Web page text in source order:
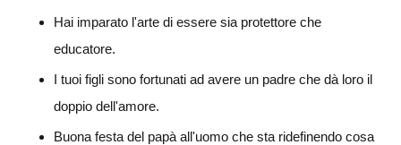
Hai imparato l'arte di essere sia protettore che
educatore.
I tuoi figli sono fortunati ad avere un padre che dà loro il
doppio dell'amore.
Buona festa del papà all'uomo che sta ridefinendo cosa